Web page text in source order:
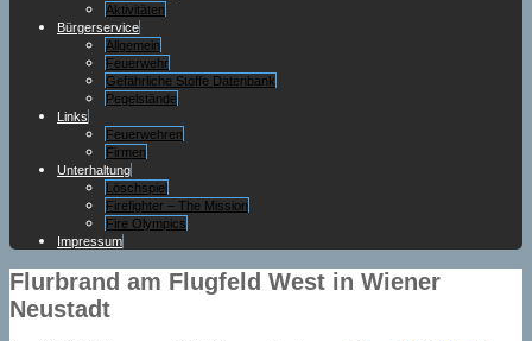
Aktivitäten
Bürgerservice
Allgemein
Feuerwehr
Gefährliche Stoffe Datenbank
Pegelstände
Links
Feuerwehren
Firmen
Unterhaltung
Löschspiel
Firefighter – The Mission
Fire Olympics
Impressum
Flurbrand am Flugfeld West in Wiener
Neustadt